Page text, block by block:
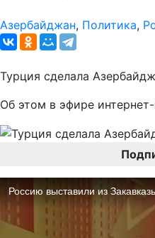
Азербайджан, Политика,
Турция сделала
Об этом в эфире